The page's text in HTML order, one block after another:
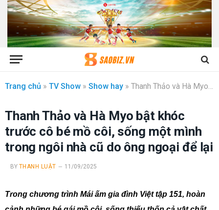
Trang chủ » TV Show » Show hay » Thanh Thảo và Hà Myo bật khóc trước cô bé mồ côi, sống một mình trong ngôi nhà cũ do ông ngoại để lại
Thanh Thảo và Hà Myo bật khóc
trước cô bé mồ côi, sống một mình
trong ngôi nhà cũ do ông ngoại để lại
BY THANH LUẬT 11/09/2025
Trong chương trình Mái ấm gia đình Việt tập 151, hoàn